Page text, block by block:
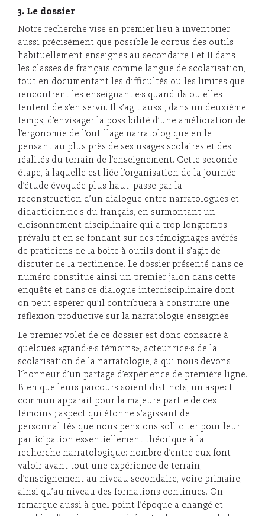
3. Le dossier
Notre recherche vise en premier lieu à inventorier
aussi précisément que possible le corpus des outils
habituellement enseignés au secondaire I et II dans
les classes de français comme langue de scolarisation,
tout en documentant les difficultés ou les limites que
rencontrent les enseignant·e·s quand ils ou elles
tentent de s’en servir. Il s’agit aussi, dans un deuxième
temps, d’envisager la possibilité d’une amélioration de
l’ergonomie de l’outillage narratologique en le
pensant au plus près de ses usages scolaires et des
réalités du terrain de l’enseignement. Cette seconde
étape, à laquelle est liée l’organisation de la journée
d’étude évoquée plus haut, passe par la
reconstruction d’un dialogue entre narratologues et
didacticien·ne·s du français, en surmontant un
cloisonnement disciplinaire qui a trop longtemps
prévalu et en se fondant sur des témoignages avérés
de praticiens de la boite à outils dont il s’agit de
discuter de la pertinence. Le dossier présenté dans ce
numéro constitue ainsi un premier jalon dans cette
enquête et dans ce dialogue interdisciplinaire dont
on peut espérer qu’il contribuera à construire une
réflexion productive sur la narratologie enseignée.
Le premier volet de ce dossier est donc consacré à
quelques «grand·e·s témoins», acteur·rice·s de la
scolarisation de la narratologie, à qui nous devons
l’honneur d’un partage d’expérience de première ligne.
Bien que leurs parcours soient distincts, un aspect
commun apparait pour la majeure partie de ces
témoins ; aspect qui étonne s’agissant de
personnalités que nous pensions solliciter pour leur
participation essentiellement théorique à la
recherche narratologique: nombre d’entre eux font
valoir avant tout une expérience de terrain,
d’enseignement au niveau secondaire, voire primaire,
ainsi qu’au niveau des formations continues. On
remarque aussi à quel point l’époque a changé et